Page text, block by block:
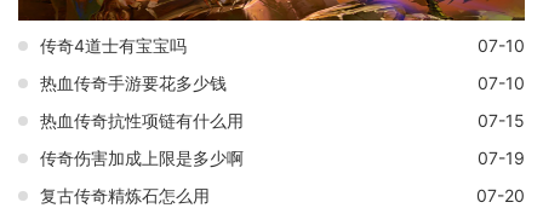
传奇4道士有宝宝吗
07-10
热血传奇手游要花多少钱
07-10
热血传奇抗性项链有什么用
07-15
传奇伤害加成上限是多少啊
07-19
复古传奇精炼石怎么用
07-20